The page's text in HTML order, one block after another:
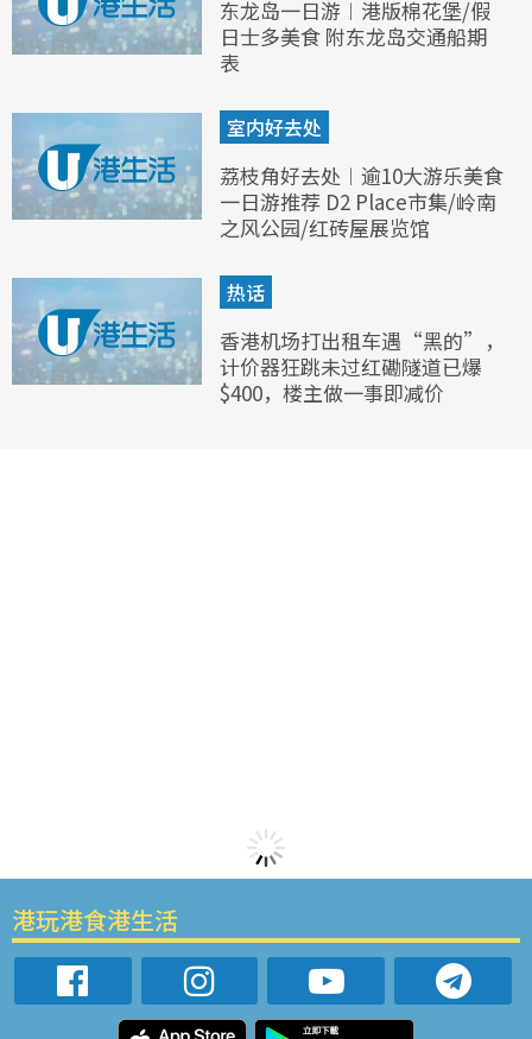
东龙岛一日游︱港版棉花堡/假
日士多美食 附东龙岛交通船期
表
室内好去处
荔枝角好去处︱逾10大游乐美食
一日游推荐 D2 Place市集/岭南
之风公园/红砖屋展览馆
热话
香港机场打出租车遇“黑的”，
计价器狂跳未过红磡隧道已爆
$400，楼主做一事即减价
港玩港食港生活